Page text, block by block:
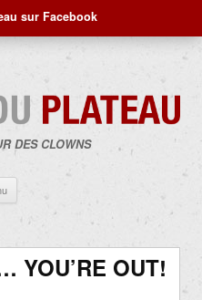
sur Facebook
DES CLOWNS
contenu
YOU’RE OUT!